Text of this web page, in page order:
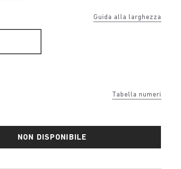
Guida alla larghezza
Tabella numeri
NON DISPONIBILE